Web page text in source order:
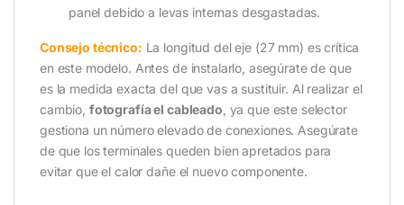
panel debido a levas internas desgastadas.
Consejo técnico: La longitud del eje (27 mm) es crítica
en este modelo. Antes de instalarlo, asegúrate de que
es la medida exacta del que vas a sustituir. Al realizar el
cambio, fotografía el cableado , ya que este selector
gestiona un número elevado de conexiones. Asegúrate
de que los terminales queden bien apretados para
evitar que el calor dañe el nuevo componente.